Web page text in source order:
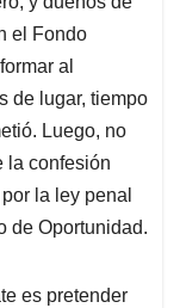
el Fondo
al
de lugar, tiempo
Luego, no
la confesión
la ley penal
de Oportunidad.
es pretender